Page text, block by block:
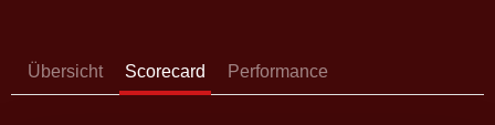
Übersicht Scorecard Performance